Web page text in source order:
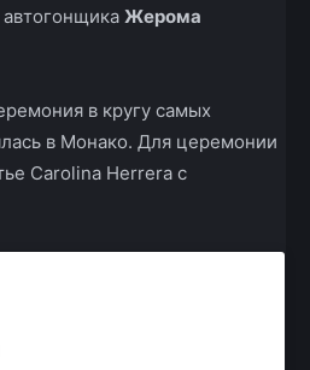
Жерома
в кругу самых
в Монако. Для церемонии
Carolina Herrera с